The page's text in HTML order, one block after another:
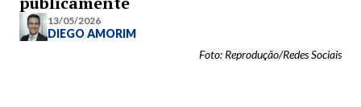
13/05/2026
DIEGO AMORIM
Foto: Reprodução/Redes Sociais